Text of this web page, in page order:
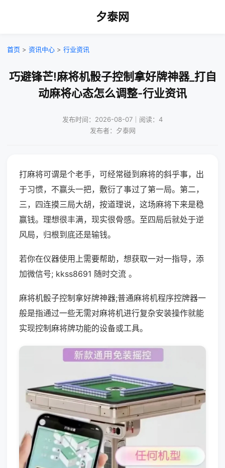
夕泰网
首页 > 资讯中心 > 行业资讯
巧避锋芒!麻将机骰子控制拿好牌神器_打自
动麻将心态怎么调整-行业资讯
发布时间：2026-08-07｜阅读：4
发布者：夕泰网
打麻将可谓是个老手，可经常碰到麻将的斜乎事，出
于习惯，不赢头一把，敷衍了事过了第一局。第二，
三，四连摸三局大胡，按道理说，这场麻将下来是稳
赢钱。理想很丰满，现实很骨感。至四局后就处于逆
风局，归根到底还是输钱。
若你在仪器使用上需要帮助，想获取一对一指导，添
加微信号; kkss8691 随时交流 。
麻将机骰子控制拿好牌神器;普通麻将机程序控牌器一
般是指通过一些无需对麻将机进行复杂安装操作就能
实现控制麻将牌功能的设备或工具。